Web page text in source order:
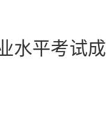
平考试成